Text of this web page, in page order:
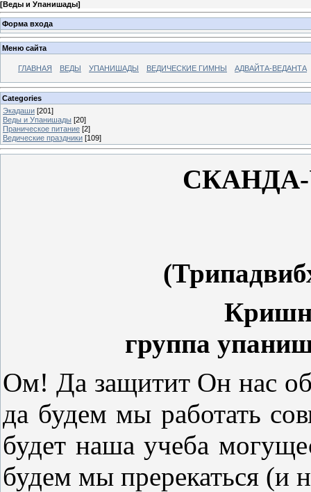
[Веды и Упанишады]
Форма входа
Меню сайта
ГЛАВНАЯ ВЕДЫ УПАНИШАДЫ ВЕДИЧЕСКИЕ ГИМНЫ АДВАЙТА-ВЕДАНТА
Categories
Экадаши [201]
Веды и Упанишады [20]
Праническое питание [2]
Ведические праздники [109]
группа
Ом! Да защитит Он нас
да будем мы работать
будет наша учеба
будем мы пререкаться (и